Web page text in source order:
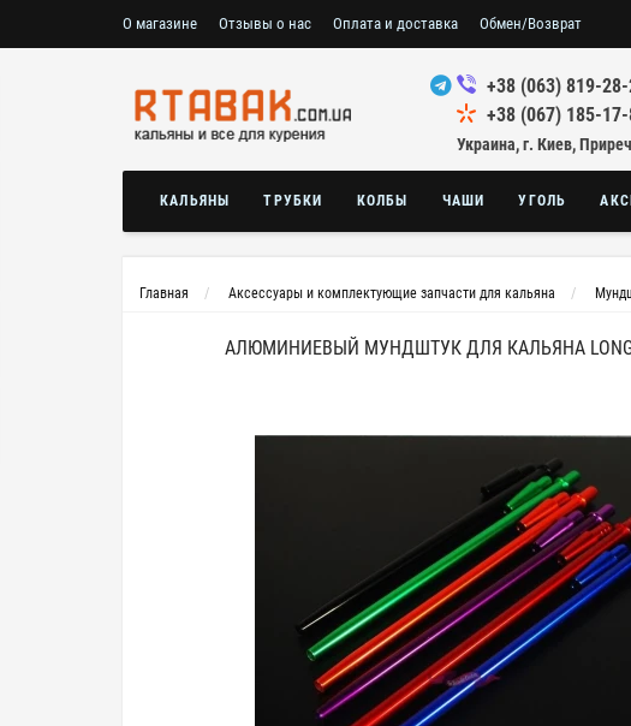
О магазине Отзывы о нас Оплата и доставка Обмен/Возврат
+38 (063) 819-
+38 (067) 185-
Украина, г. Киев,
КАЛЬЯНЫ ТРУБКИ КОЛБЫ ЧАШИ УГОЛЬ
Главная Аксессуары и комплектующие запчасти для кальяна
АЛЮМИНИЕВЫЙ МУНДШТУК ДЛЯ КАЛЬЯНА